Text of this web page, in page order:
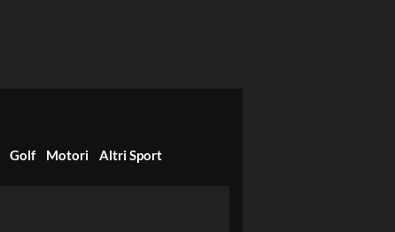
Golf Motori Altri Sport